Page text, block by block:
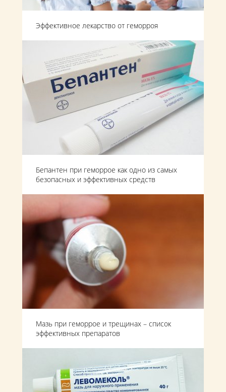
Эффективное лекарство от геморроя
Бепантен при геморрое как одно из самых
безопасных и эффективных средств
Мазь при геморрое и трещинах – список
эффективных препаратов